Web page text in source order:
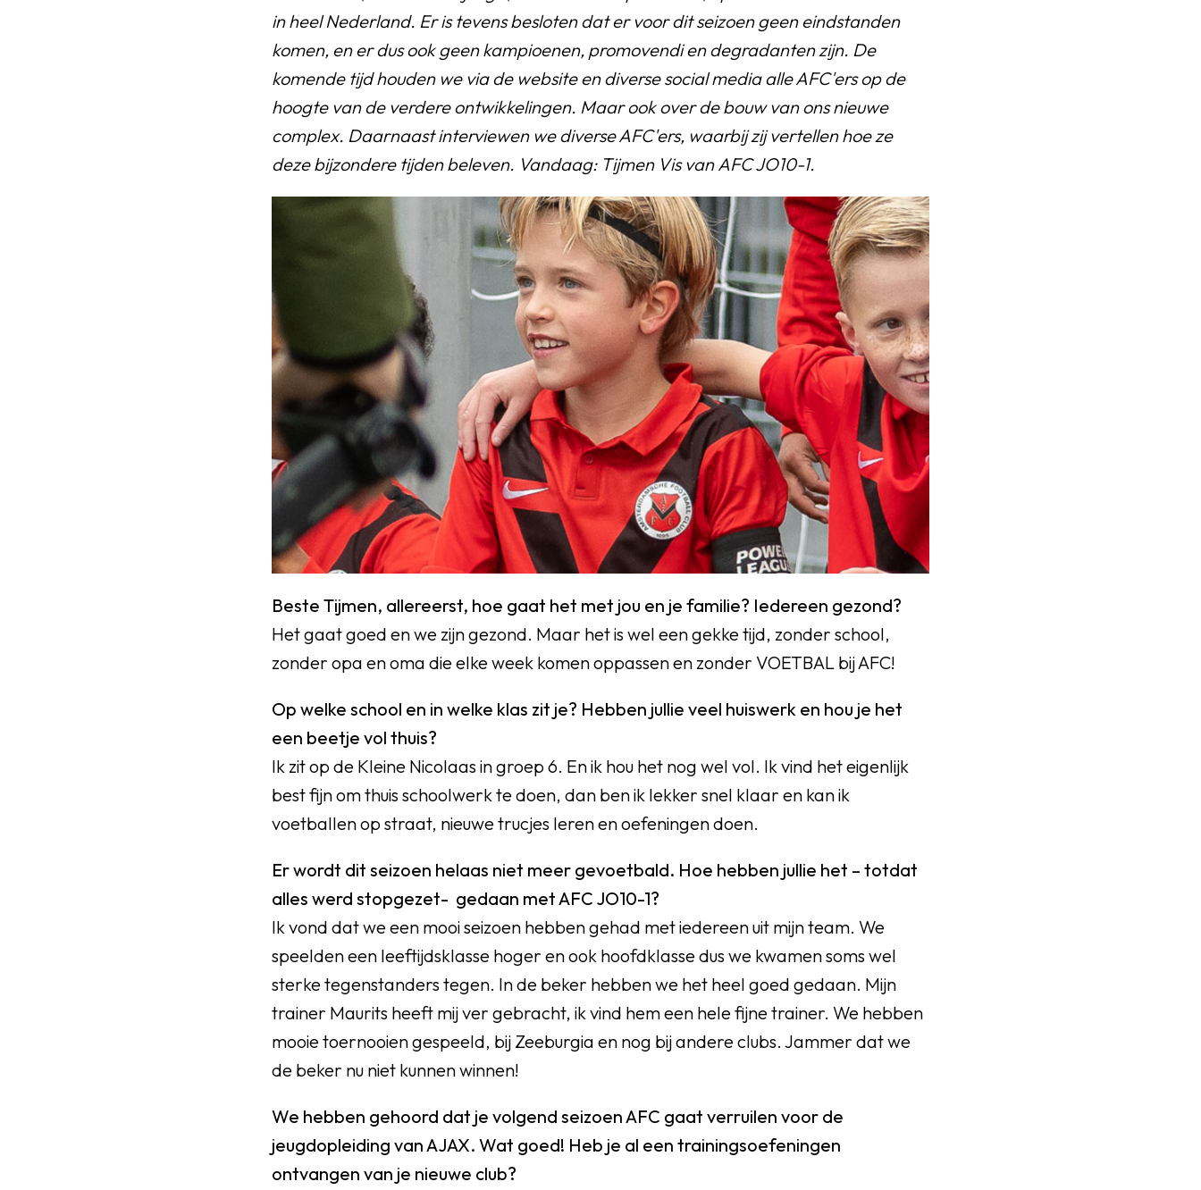
in heel Nederland. Er is tevens besloten dat er voor dit seizoen geen eindstanden
komen, en er dus ook geen kampioenen, promovendi en degradanten zijn. De
komende tijd houden we via de website en diverse social media alle AFC'ers op de
hoogte van de verdere ontwikkelingen. Maar ook over de bouw van ons nieuwe
complex. Daarnaast interviewen we diverse AFC'ers, waarbij zij vertellen hoe ze
deze bijzondere tijden beleven. Vandaag: Tijmen Vis van AFC JO10-1.
Beste Tijmen, allereerst, hoe gaat het met jou en je familie? Iedereen gezond?
Het gaat goed en we zijn gezond. Maar het is wel een gekke tijd, zonder school,
zonder opa en oma die elke week komen oppassen en zonder VOETBAL bij AFC!
Op welke school en in welke klas zit je? Hebben jullie veel huiswerk en hou je het
een beetje vol thuis?
Ik zit op de Kleine Nicolaas in groep 6. En ik hou het nog wel vol. Ik vind het eigenlijk
best fijn om thuis schoolwerk te doen, dan ben ik lekker snel klaar en kan ik
voetballen op straat, nieuwe trucjes leren en oefeningen doen.
Er wordt dit seizoen helaas niet meer gevoetbald. Hoe hebben jullie het – totdat
alles werd stopgezet- gedaan met AFC JO10-1?
Ik vond dat we een mooi seizoen hebben gehad met iedereen uit mijn team. We
speelden een leeftijdsklasse hoger en ook hoofdklasse dus we kwamen soms wel
sterke tegenstanders tegen. In de beker hebben we het heel goed gedaan. Mijn
trainer Maurits heeft mij ver gebracht, ik vind hem een hele fijne trainer. We hebben
mooie toernooien gespeeld, bij Zeeburgia en nog bij andere clubs. Jammer dat we
de beker nu niet kunnen winnen!
We hebben gehoord dat je volgend seizoen AFC gaat verruilen voor de
jeugdopleiding van AJAX. Wat goed! Heb je al een trainingsoefeningen
ontvangen van je nieuwe club?